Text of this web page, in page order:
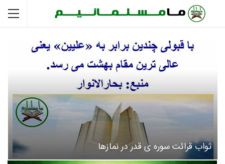
ثواب قرائت سوره ی قدر در نمازها